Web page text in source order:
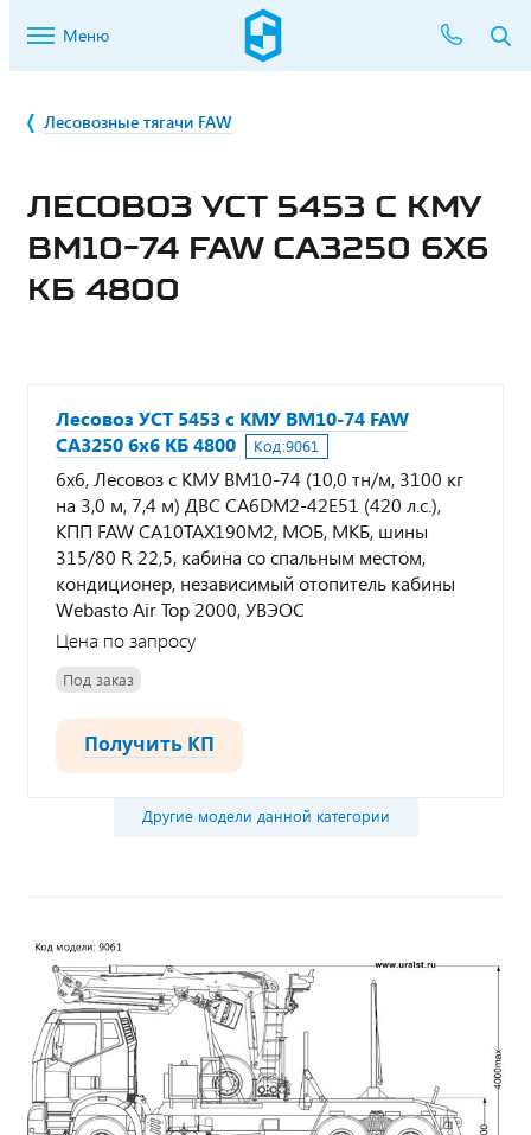
Меню
Лесовозные тягачи FAW
ЛЕСОВОЗ УСТ 5453 С КМУ
ВМ10-74 FAW CA3250 6Х6
КБ 4800
Лесовоз УСТ 5453 с КМУ ВМ10-74 FAW
CA3250 6х6 КБ 4800
Код:9061
6х6, Лесовоз с КМУ ВМ10-74 (10,0 тн/м, 3100 кг
на 3,0 м, 7,4 м) ДВС CA6DM2-42E51 (420 л.с.),
КПП FAW CA10TAX190M2, МОБ, МКБ, шины
315/80 R 22,5, кабина со спальным местом,
кондиционер, независимый отопитель кабины
Webasto Air Top 2000, УВЭОС
Цена по запросу
Под заказ
Получить КП
Другие модели данной категории